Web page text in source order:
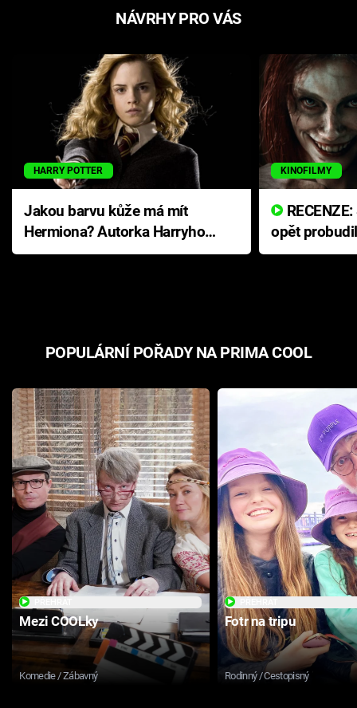
NÁVRHY PRO VÁS
HARRY POTTER
Jakou barvu kůže má mít
Hermiona? Autorka Harryho
Pottera přišla s ráznou
KINOFILMY
opět
přichází s
POPULÁRNÍ POŘADY NA PRIMA COOL
Mezi COOLky
Komedie / Zábavný
Fotr na tripu
Rodinný / Cestopisný